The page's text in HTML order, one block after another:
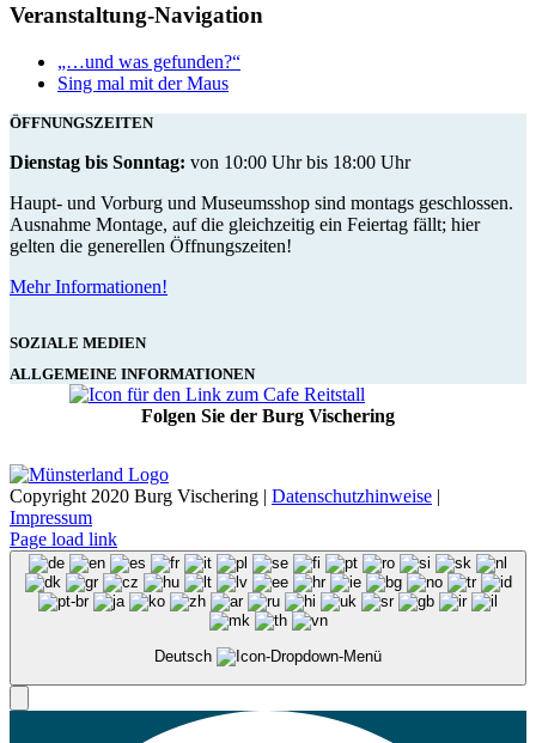
Veranstaltung-Navigation
„…und was gefunden?“
Sing mal mit der Maus
ÖFFNUNGSZEITEN
Dienstag bis Sonntag: von 10:00 Uhr bis 18:00 Uhr
Haupt- und Vorburg und Museumsshop sind montags geschlossen.
Ausnahme Montage, auf die gleichzeitig ein Feiertag fällt; hier
gelten die generellen Öffnungszeiten!
Mehr Informationen!
SOZIALE MEDIEN
ALLGEMEINE INFORMATIONEN
Folgen Sie der Burg Vischering
Copyright 2020 Burg Vischering | Datenschutzhinweise |
Impressum
Page load link
Deutsch